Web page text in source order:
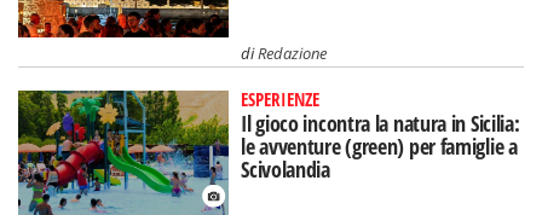
diRedazione
ESPERIENZE
Il gioco incontra la natura in Sicilia:
le avventure (green) per famiglie a
Scivolandia